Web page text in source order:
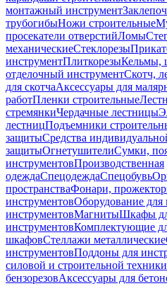
монтажный инструмент
трубогибыНожи строительные
просекатели отверстийЛомы
механическиеСтеклорезы
инструментПлиткорезыКельмы,
отделочный инструментСкотч,
для скотчаАксессуары для
работПленки строительные
стремянкиЧердачные лестницы
лестницПодъемники
защитыСредства
защитыОгнетушителиСумки,
инструментовПроизводственная
одеждаСпецодеждаСпецобувь
пространстваФонари,
инструментовОборудование для
инструментовМагнитыШкафы
инструментовКомплектующие
шкафовСтеллажи металлические
инструментовПоддоны для
силовой и строительной техники
бензорезовАксессуары для